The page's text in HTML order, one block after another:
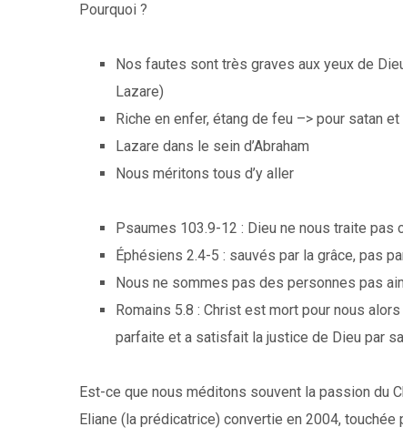
Pourquoi ?
Nos fautes sont très graves aux yeux de
Lazare)
Riche en enfer, étang de feu –> pour satan
Lazare dans le sein d’Abraham
Nous méritons tous d’y aller
Psaumes 103.9-12 : Dieu ne nous traite pas
Éphésiens 2.4-5 : sauvés par la grâce, pas
Nous ne sommes pas des personnes pas
Romains 5.8 : Christ est mort pour nous
parfaite et a satisfait la justice de Dieu par
Est-ce que nous méditons souvent la passion du
Eliane (la prédicatrice) convertie en 2004,